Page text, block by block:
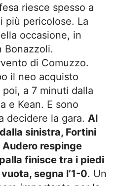
riesce spesso a
più pericolose. La
occasione, in
Bonazzoli.
di Comuzzo.
il neo acquisto
a 7 minuti dalla
e Kean. E sono
decidere la gara. Al
sinistra, Fortini
respinge
finisce tra i piedi
segna l’1-0. Un